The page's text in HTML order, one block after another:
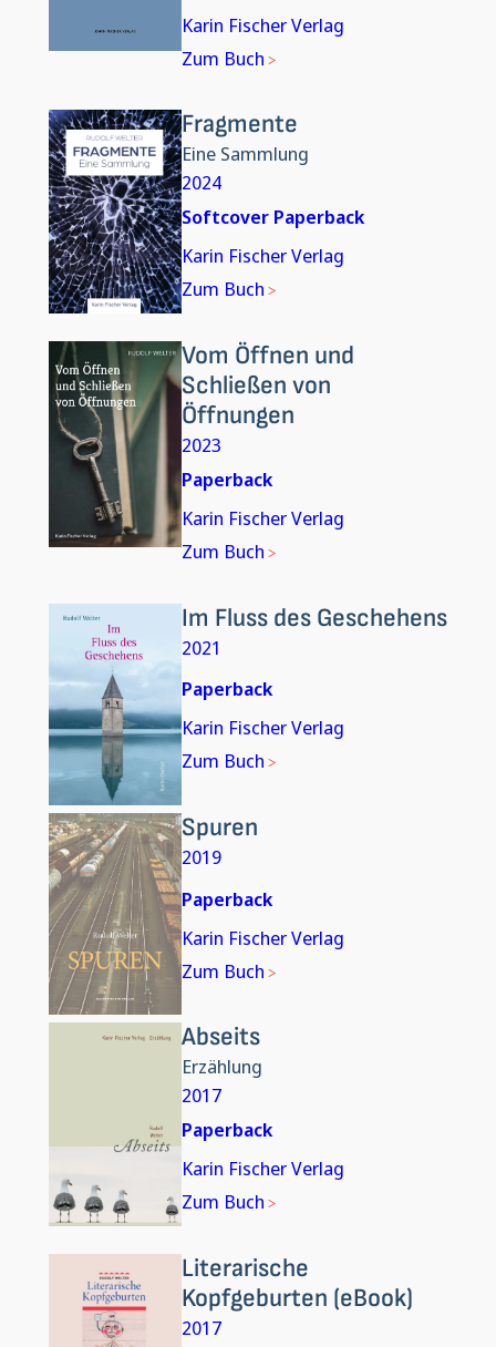
Karin Fischer Verlag
Zum Buch
Fragmente
Eine Sammlung
2024
Softcover Paperback
Karin Fischer Verlag
Zum Buch
Vom Öffnen und
Schließen von
Öffnungen
2023
Paperback
Karin Fischer Verlag
Zum Buch
Im Fluss des Geschehens
2021
Paperback
Karin Fischer Verlag
Zum Buch
Spuren
2019
Paperback
Karin Fischer Verlag
Zum Buch
Abseits
Erzählung
2017
Paperback
Karin Fischer Verlag
Zum Buch
Literarische
Kopfgeburten (eBook)
2017